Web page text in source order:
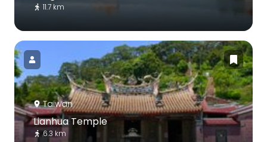
11.7 km
Taïwan
Lianhua Temple
6.3 km